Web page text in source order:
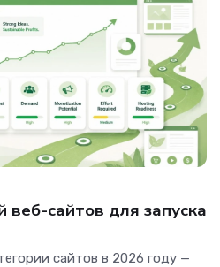
сайтов для запуска
сайтов в 2026 году —